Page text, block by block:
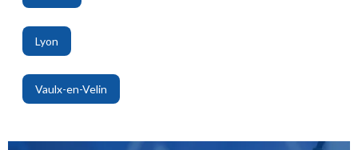
,
Lyon
,
Vaulx-en-Velin